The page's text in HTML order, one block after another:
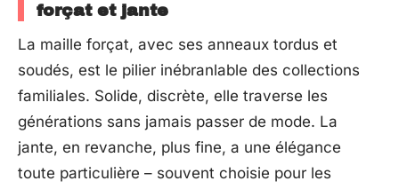
forçat et jante
La maille forçat, avec ses anneaux tordus et
soudés, est le pilier inébranlable des collections
familiales. Solide, discrète, elle traverse les
générations sans jamais passer de mode. La
jante, en revanche, plus fine, a une élégance
toute particulière – souvent choisie pour les